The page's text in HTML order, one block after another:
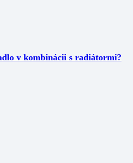
v kombinácii s radiátormi?